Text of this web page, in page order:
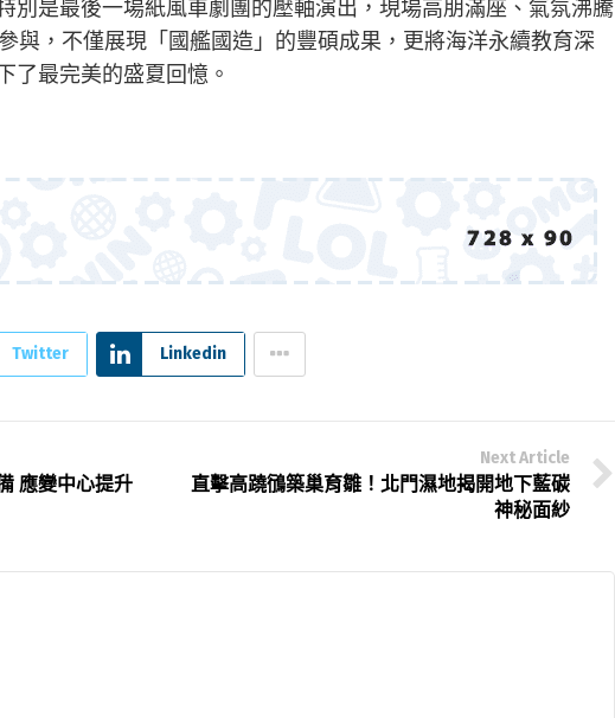
別是最後一場紙風車劇團的壓軸演出，現場高朋滿座、氣氛沸騰
與，不僅展現「國艦國造」的豐碩成果，更將海洋永續教育深
了最完美的盛夏回憶。
Twitter Linkedin
應變中心提升
Next Article
直擊高蹺鴴築巢育雛！北門濕地揭開地下藍碳
神秘面紗